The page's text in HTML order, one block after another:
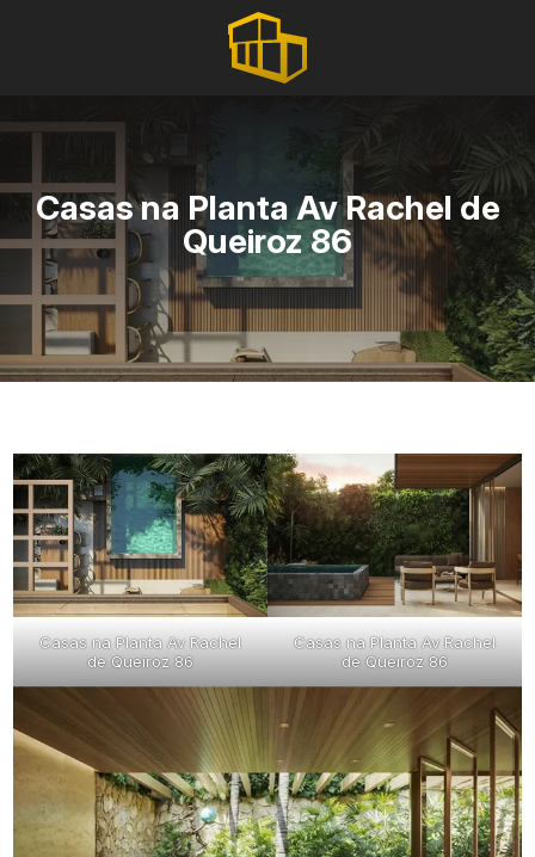
Casas na Planta Av Rachel de
Queiroz 86
Casas na Planta Av Rachel
de Queiroz 86
Casas na Planta Av Rachel
de Queiroz 86